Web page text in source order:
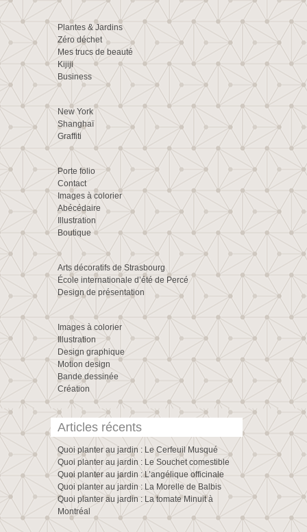
Plantes & Jardins
Zéro déchet
Mes trucs de beauté
Kijiji
Business
New York
Shanghaï
Graffiti
Porte folio
Contact
Images à colorier
Abécédaire
Illustration
Boutique
Arts décoratifs de Strasbourg
École internationale d’été de Percé
Design de présentation
Images à colorier
Illustration
Design graphique
Motion design
Bande dessinée
Création
Articles récents
Quoi planter au jardin : Le Cerfeuil Musqué
Quoi planter au jardin : Le Souchet comestible
Quoi planter au jardin : L’angélique officinale
Quoi planter au jardin : La Morelle de Balbis
Quoi planter au jardin : La tomate Minuit à
Montréal